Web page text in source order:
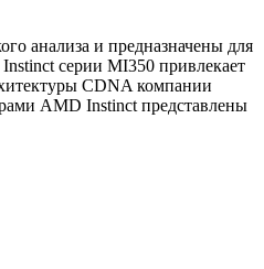
анализа и предназначены для
серии MI350 привлекает
CDNA компании
AMD Instinct представлены